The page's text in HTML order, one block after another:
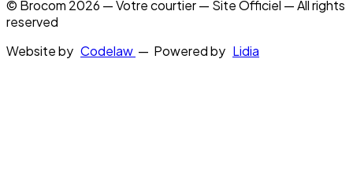
© Brocom 2026 — Votre courtier — Site Officiel — All rights
reserved
Website by Codelaw — Powered by Lidia